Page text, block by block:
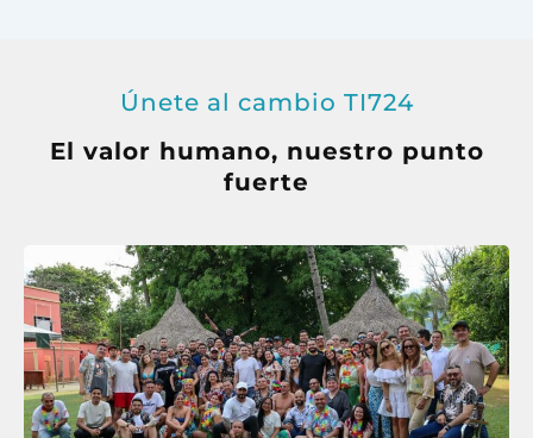
Únete al cambio TI724
El valor humano, nuestro punto
fuerte